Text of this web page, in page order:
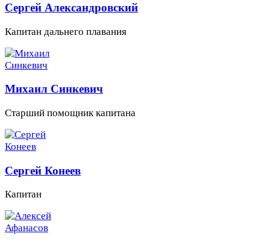
Сергей Александровский
Капитан дальнего плавания
Михаил Синкевич
Старший помощник капитана
Сергей Конеев
Капитан